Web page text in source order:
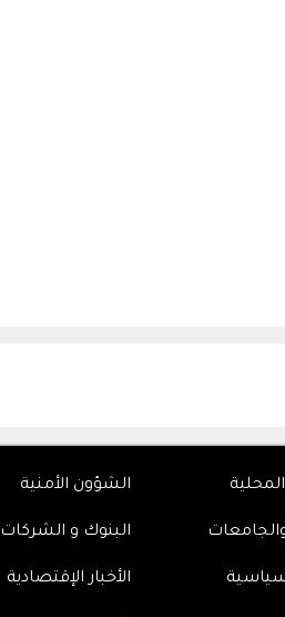
الشؤون الأمنية
البنوك و الشركات
الأخبار الإقتصادية